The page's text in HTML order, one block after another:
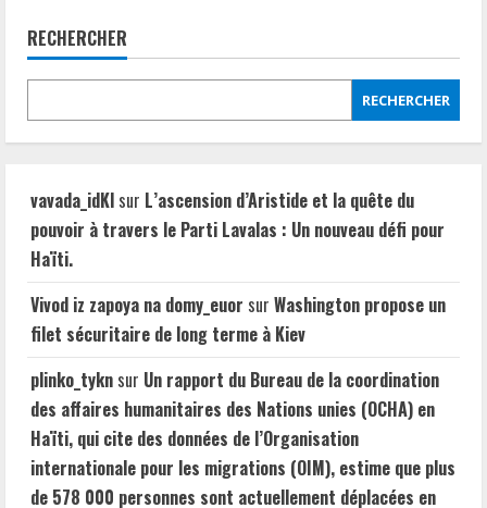
livré
des
la
Russie
publications
RECHERCHER
RECHERCHER
vavada_idKl sur L’ascension d’Aristide et la quête du
pouvoir à travers le Parti Lavalas : Un nouveau défi pour
Haïti.
Vivod iz zapoya na domy_euor sur Washington propose un
filet sécuritaire de long terme à Kiev
plinko_tykn sur Un rapport du Bureau de la coordination
des affaires humanitaires des Nations unies (OCHA) en
Haïti, qui cite des données de l’Organisation
internationale pour les migrations (OIM), estime que plus
de 578 000 personnes sont actuellement déplacées en